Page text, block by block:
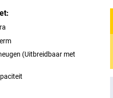
(Uitbreidbaar met